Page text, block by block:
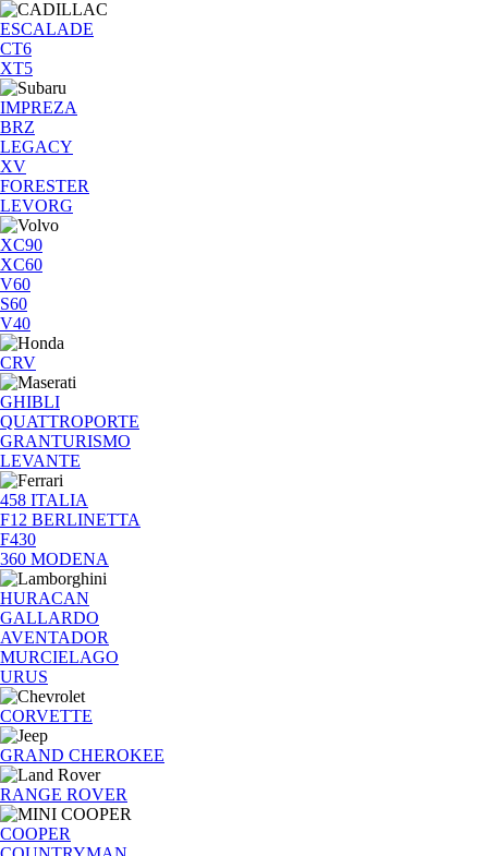
ESCALADE
CT6
XT5
IMPREZA
BRZ
LEGACY
XV
FORESTER
LEVORG
XC90
XC60
V60
S60
V40
CRV
GHIBLI
QUATTROPORTE
GRANTURISMO
LEVANTE
458 ITALIA
F12 BERLINETTA
F430
360 MODENA
HURACAN
GALLARDO
AVENTADOR
MURCIELAGO
URUS
CORVETTE
GRAND CHEROKEE
RANGE ROVER
COOPER